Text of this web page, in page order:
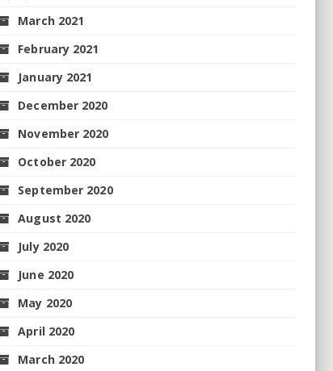
March 2021
February 2021
January 2021
December 2020
November 2020
October 2020
September 2020
August 2020
July 2020
June 2020
May 2020
April 2020
March 2020